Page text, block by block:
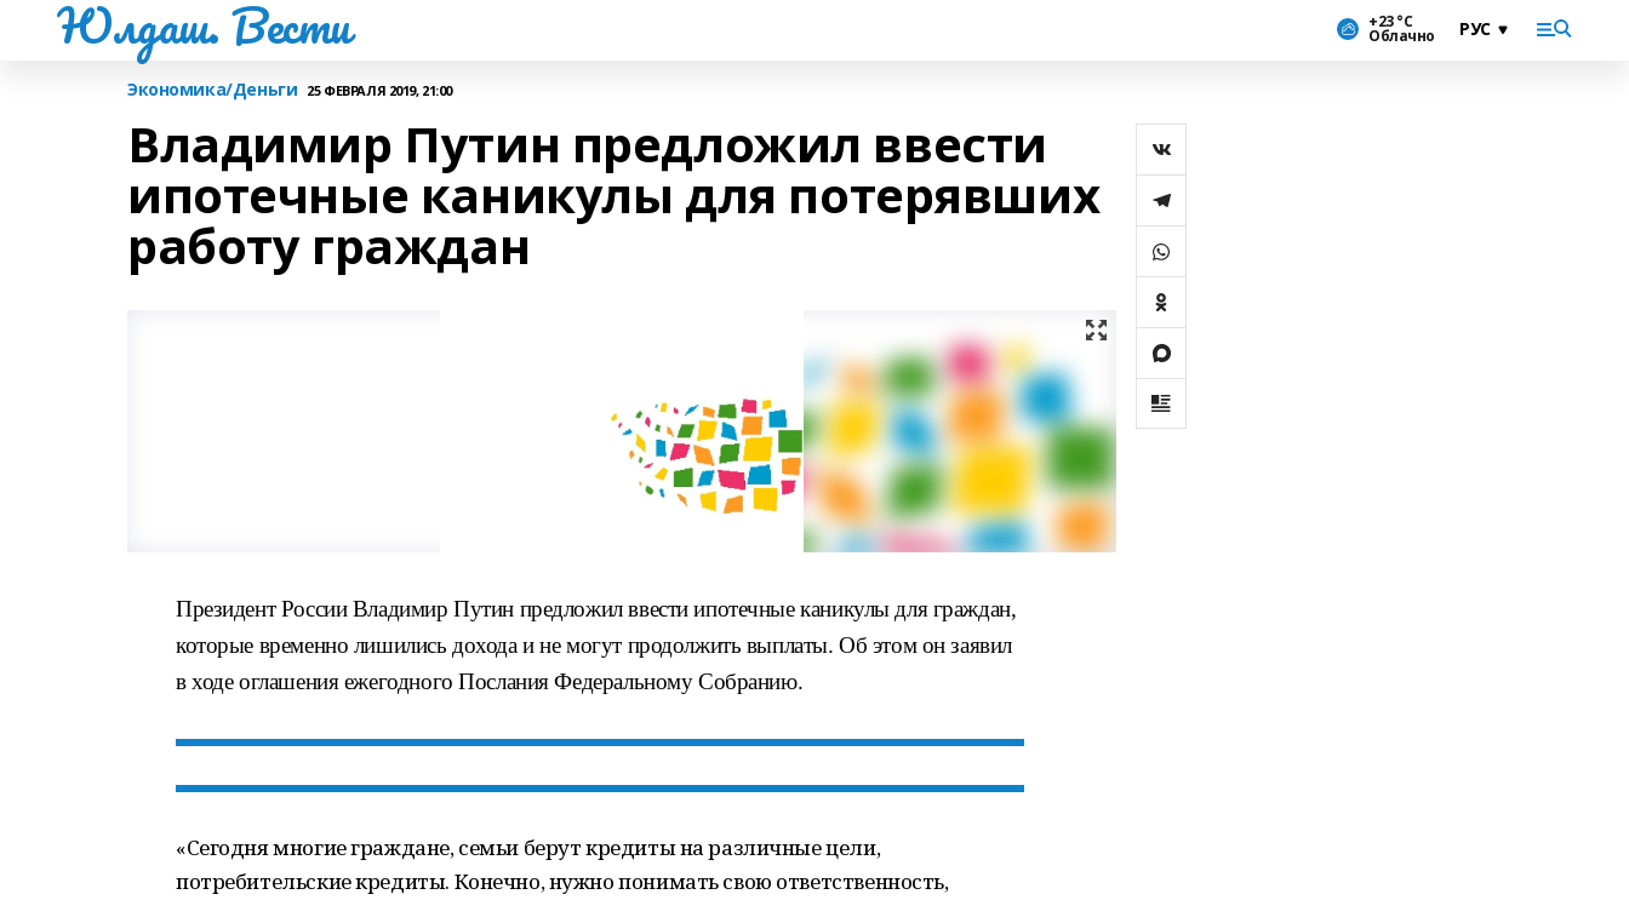
Юлдаш. Вести +23 °С
Облачно
Экономика/Деньги 25 ФЕВРАЛЯ 2019, 21:00
Владимир Путин предложил ввести
ипотечные каникулы для потерявших
работу граждан
Президент России Владимир Путин предложил ввести ипотечные каникулы для граждан,
которые временно лишились дохода и не могут продолжить выплаты. Об этом он заявил
в ходе оглашения ежегодного Послания Федеральному Собранию.
«Сегодня многие граждане, семьи берут кредиты на различные цели,
потребительские кредиты. Конечно, нужно понимать свою ответственность,